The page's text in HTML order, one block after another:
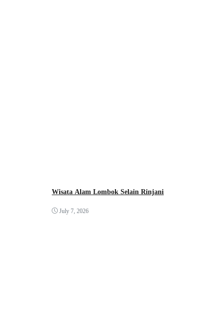
Wisata Alam Lombok Selain Rinjani
July 7, 2026